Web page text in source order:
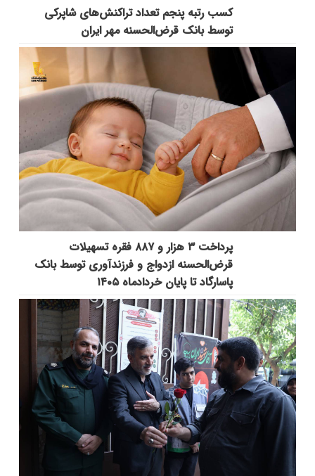
کسب رتبه پنجم تعداد تراکنش‌های شاپرکی
توسط بانک قرض‌الحسنه مهر ایران
پرداخت ۳ هزار و ۸۸۷ فقره تسهیلات
قرض‌الحسنه ازدواج و فرزندآوری توسط بانک
پاسارگاد تا پایان خردادماه ۱۴۰۵